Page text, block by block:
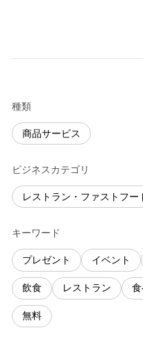
種類
商品サービス
ビジネスカテゴリ
レストラン・ファストフー
キーワード
プレゼント イベント
飲食 レストラン
無料